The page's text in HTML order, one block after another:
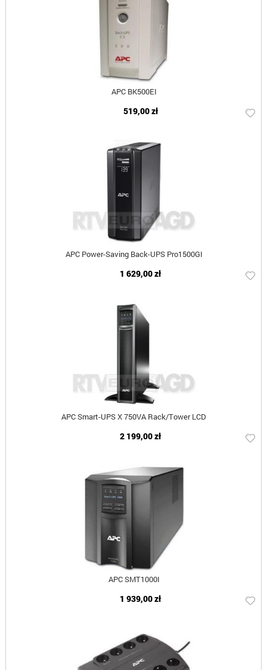
APC BK500EI
519,00 zł
APC Power-Saving Back-UPS Pro1500GI
1 629,00 zł
APC Smart-UPS X 750VA Rack/Tower LCD
2 199,00 zł
APC SMT1000I
1 939,00 zł